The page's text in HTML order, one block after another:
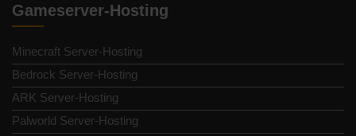
Gameserver-Hosting
Minecraft Server-Hosting
Bedrock Server-Hosting
ARK Server-Hosting
Palworld Server-Hosting